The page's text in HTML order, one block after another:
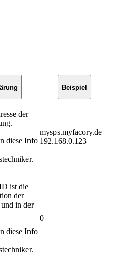
Beispiel
der
diese Info
mysps.myfacory.de
192.168.0.123
ist die
der
in der
diese Info
0